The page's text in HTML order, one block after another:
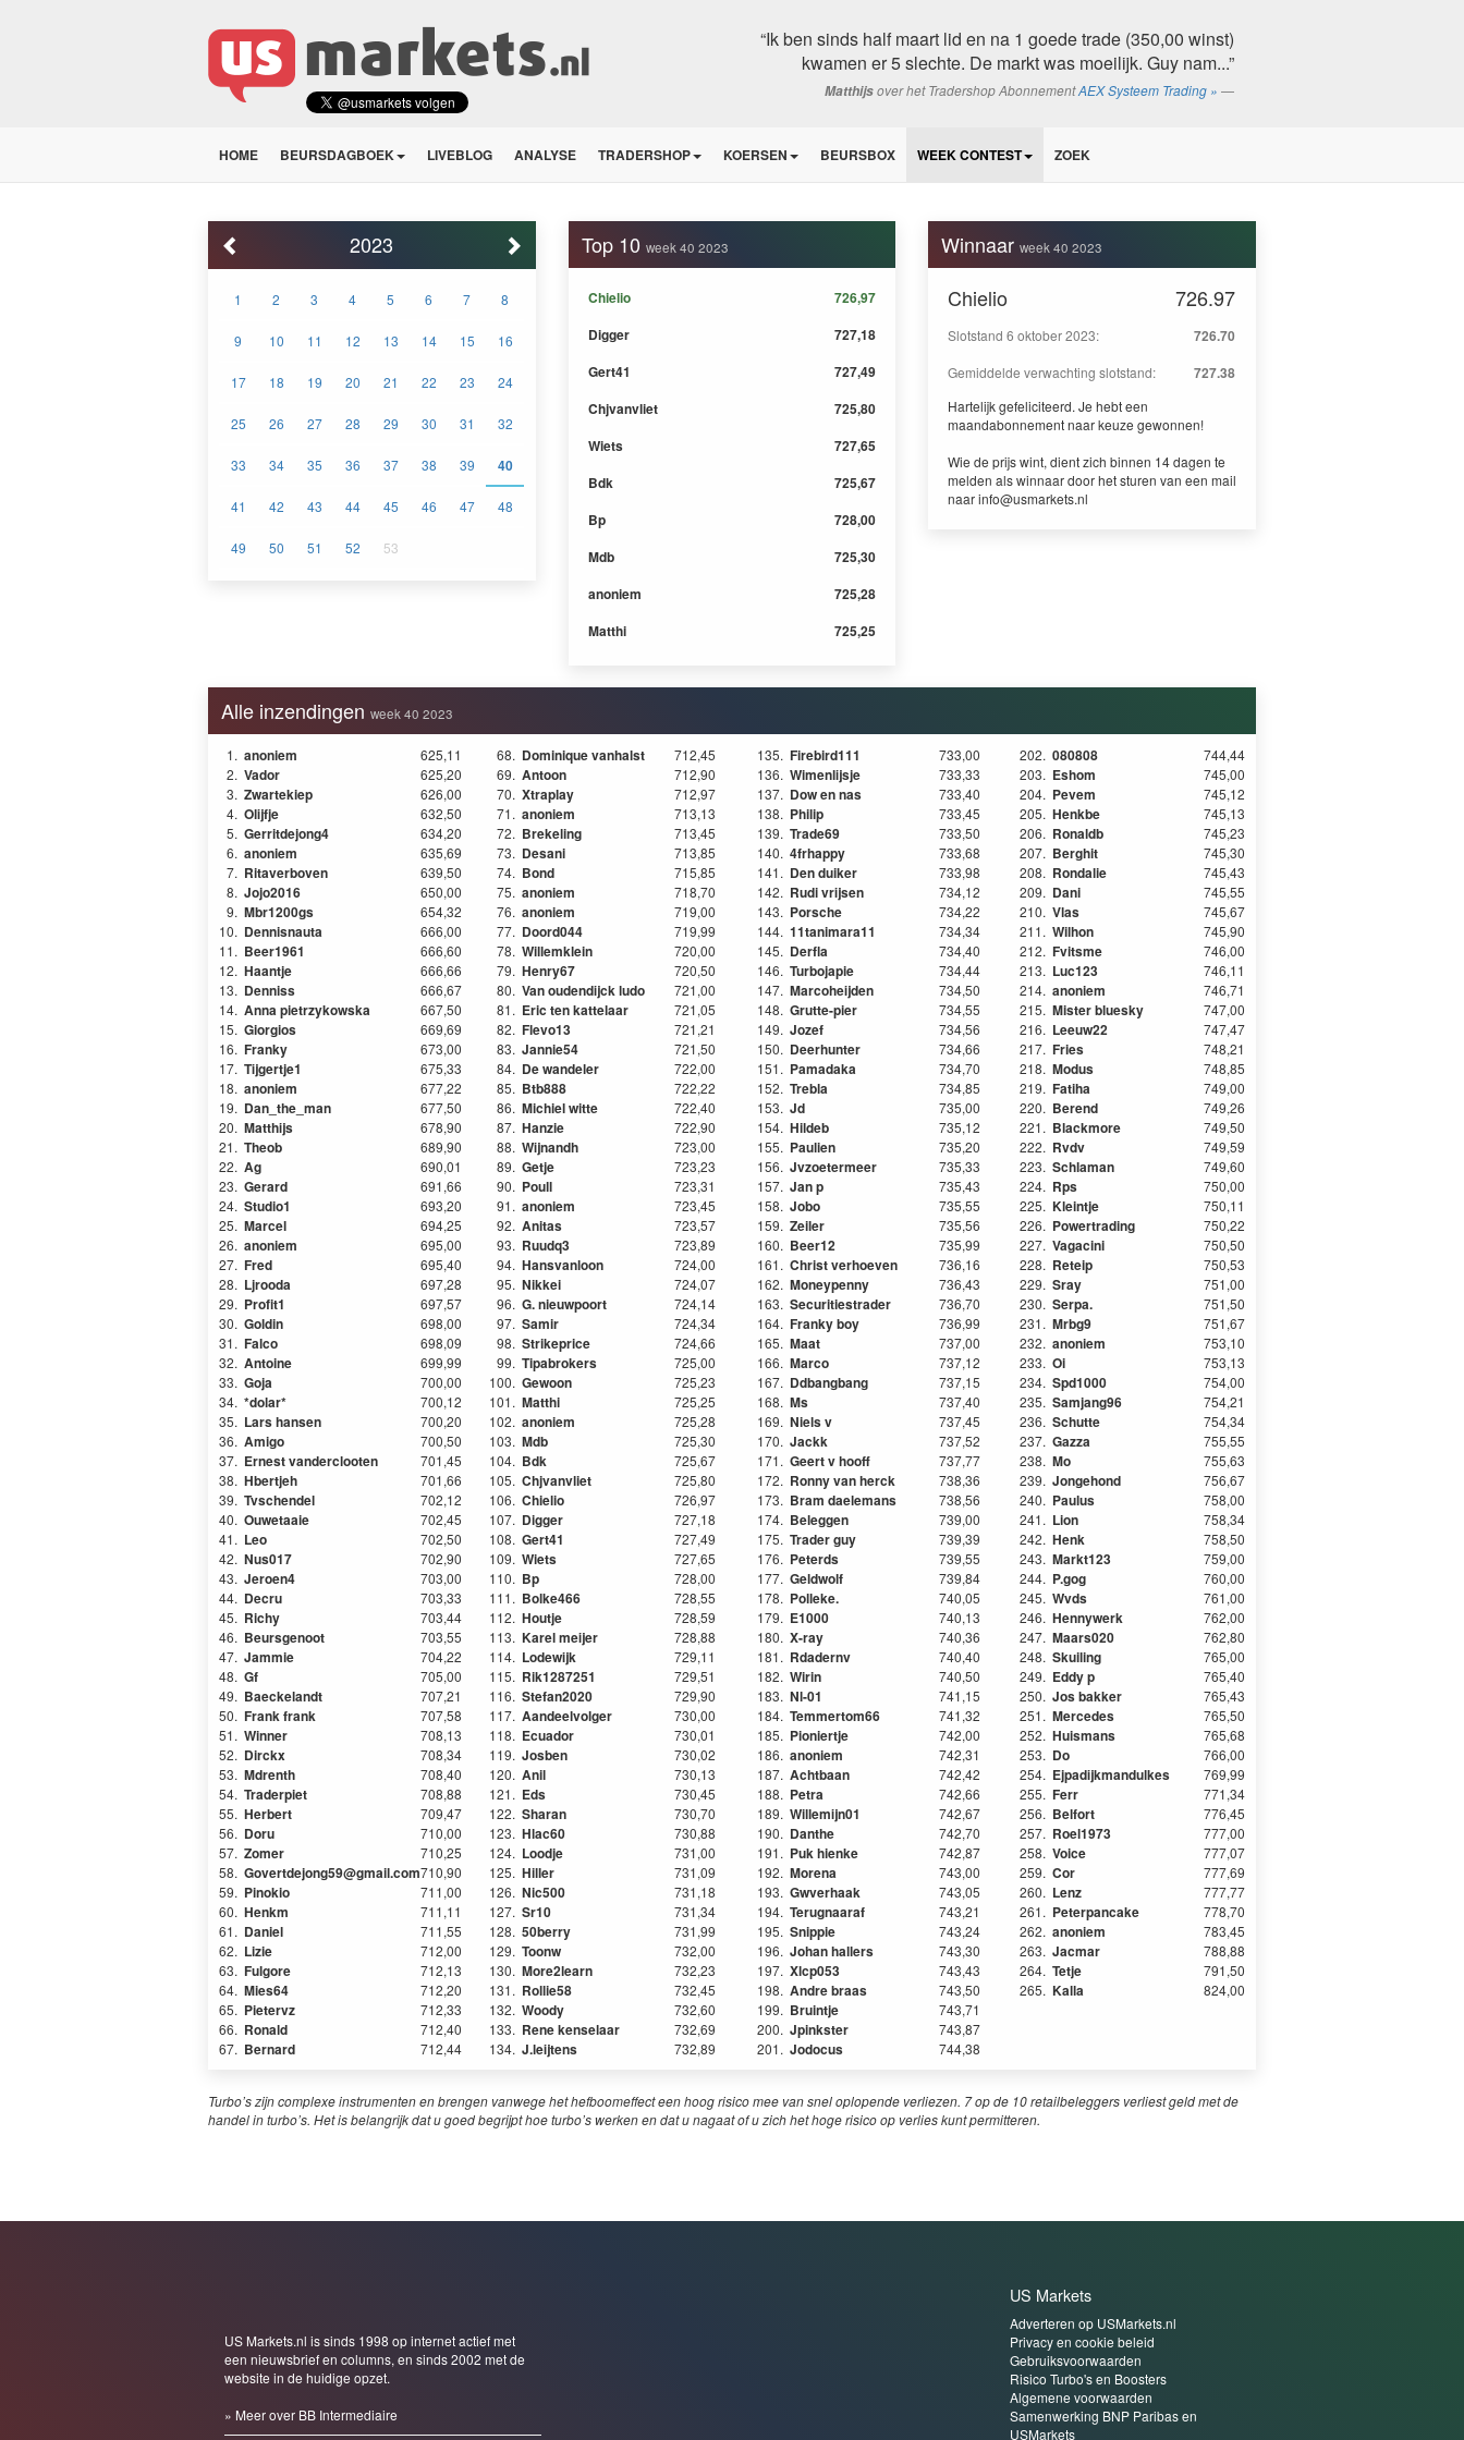
“Ik ben sinds half maart lid en na 1 goede trade (350,00 winst)
kwamen er 5 slechte. De markt was moeilijk. Guy nam...”
Matthijsover het Tradershop AbonnementAEX Systeem Trading »
HOME BEURSDAGBOEK LIVEBLOG ANALYSE TRADERSHOP KOERSEN BEURSBOX WEEK CONTEST ZOEK
2023
1 2 3 4 5 6 7 8
9 10 11 12 13 14 15 16
17 18 19 20 21 22 23 24
25 26 27 28 29 30 31 32
33 34 35 36 37 38 39 40
41 42 43 44 45 46 47 48
49 50 51 52 53
Top 10 week 40 2023
Chielio
726,97
Digger
727,18
Gert41
727,49
Chjvanvliet
725,80
Wiets
727,65
Bdk
725,67
Bp
728,00
Mdb
725,30
anoniem
725,28
Matthi
725,25
Winnaarweek 40 2023
Chielio 726.97
Slotstand 6 oktober 2023: 726.70
Gemiddelde verwachting slotstand: 727.38
Hartelijk gefeliciteerd. Je hebt een
maandabonnement naar keuze gewonnen!
Wie de prijs wint, dient zich binnen 14 dagen te
melden als winnaar door het sturen van een mail
naarinfo@usmarkets.nl
Alle inzendingen week 40 2023
1. anoniem
625,11
2. Vador
625,20
3. Zwartekiep
626,00
4. Olijfje
632,50
5. Gerritdejong4
634,20
6. anoniem
635,69
7. Ritaverboven
639,50
8. Jojo2016
650,00
9. Mbr1200gs
654,32
10. Dennisnauta
666,00
11. Beer1961
666,60
12. Haantje
666,66
13. Denniss
666,67
14. Anna pietrzykowska
667,50
15. Giorgios
669,69
16. Franky
673,00
17. Tijgertje1
675,33
18. anoniem
677,22
19. Dan_the_man
677,50
20. Matthijs
678,90
21. Theob
689,90
22. Ag
690,01
23. Gerard
691,66
24. Studio1
693,20
25. Marcel
694,25
26. anoniem
695,00
27. Fred
695,40
28. Ljrooda
697,28
29. Profit1
697,57
30. Goldin
698,00
31. Falco
698,09
32. Antoine
699,99
33. Goja
700,00
34. *dolar*
700,12
35. Lars hansen
700,20
36. Amigo
700,50
37. Ernest vanderclooten
701,45
38. Hbertjeh
701,66
39. Tvschendel
702,12
40. Ouwetaaie
702,45
41. Leo
702,50
42. Nus017
702,90
43. Jeroen4
703,00
44. Decru
703,33
45. Richy
703,44
46. Beursgenoot
703,55
47. Jammie
704,22
48. Gf
705,00
49. Baeckelandt
707,21
50. Frank frank
707,58
51. Winner
708,13
52. Dirckx
708,34
53. Mdrenth
708,40
54. Traderpiet
708,88
55. Herbert
709,47
56. Doru
710,00
57. Zomer
710,25
58. Govertdejong59@gmail.com710,90
59. Pinokio
711,00
60. Henkm
711,11
61. Daniel
711,55
62. Lizie
712,00
63. Fulgore
712,13
64. Mies64
712,20
65. Pietervz
712,33
66. Ronald
712,40
67. Bernard 712,44
68. Dominique vanhalst
712,45
69. Antoon
712,90
70. Xtraplay
712,97
71. anoniem
713,13
72. Brekeling
713,45
73. Desani
713,85
74. Bond
715,85
75. anoniem
718,70
76. anoniem
719,00
77. Doord044
719,99
78. Willemklein
720,00
79. Henry67
720,50
80. Van oudendijck ludo
721,00
81. Eric ten kattelaar
721,05
82. Flevo13
721,21
83. Jannie54
721,50
84. De wandeler
722,00
85. Btb888
722,22
86. Michiel witte
722,40
87. Hanzie
722,90
88. Wijnandh
723,00
89. Getje
723,23
90. Poull
723,31
91. anoniem
723,45
92. Anitas
723,57
93. Ruudq3
723,89
94. Hansvanloon
724,00
95. Nikkei
724,07
96. G. nieuwpoort
724,14
97. Samir
724,34
98. Strikeprice
724,66
99. Tipabrokers
725,00
100. Gewoon
725,23
101. Matthi
725,25
102. anoniem
725,28
103. Mdb
725,30
104. Bdk
725,67
105. Chjvanvliet
725,80
106. Chielio
726,97
107. Digger
727,18
108. Gert41
727,49
109. Wiets
727,65
110. Bp
728,00
111. Bolke466
728,55
112. Houtje
728,59
113. Karel meijer
728,88
114. Lodewijk
729,11
115. Rik1287251
729,51
116. Stefan2020
729,90
117. Aandeelvolger
730,00
118. Ecuador
730,01
119. Josben
730,02
120. Anil
730,13
121. Eds
730,45
122. Sharan
730,70
123. Hlac60
730,88
124. Loodje
731,00
125. Hiller
731,09
126. Nic500
731,18
127. Sr10
731,34
128. 50berry
731,99
129. Toonw
732,00
130. More2learn
732,23
131. Rollie58
732,45
132. Woody
732,60
133. Rene kenselaar
732,69
134. J.leijtens 732,89
135. Firebird111
733,00
136. Wimenlijsje
733,33
137. Dow en nas
733,40
138. Philip
733,45
139. Trade69
733,50
140. 4frhappy
733,68
141. Den duiker
733,98
142. Rudi vrijsen
734,12
143. Porsche
734,22
144. 11tanimara11
734,34
145. Derfla
734,40
146. Turbojapie
734,44
147. Marcoheijden
734,50
148. Grutte-pier
734,55
149. Jozef
734,56
150. Deerhunter
734,66
151. Pamadaka
734,70
152. Trebla
734,85
153. Jd
735,00
154. Hildeb
735,12
155. Paulien
735,20
156. Jvzoetermeer
735,33
157. Jan p
735,43
158. Jobo
735,55
159. Zeiler
735,56
160. Beer12
735,99
161. Christ verhoeven
736,16
162. Moneypenny
736,43
163. Securitiestrader
736,70
164. Franky boy
736,99
165. Maat
737,00
166. Marco
737,12
167. Ddbangbang
737,15
168. Ms
737,40
169. Niels v
737,45
170. Jackk
737,52
171. Geert v hooff
737,77
172. Ronny van herck
738,36
173. Bram daelemans
738,56
174. Beleggen
739,00
175. Trader guy
739,39
176. Peterds
739,55
177. Geldwolf
739,84
178. Polleke.
740,05
179. E1000
740,13
180. X-ray
740,36
181. Rdadernv
740,40
182. Wirin
740,50
183. Nl-01
741,15
184. Temmertom66
741,32
185. Pioniertje
742,00
186. anoniem
742,31
187. Achtbaan
742,42
188. Petra
742,66
189. Willemijn01
742,67
190. Danthe
742,70
191. Puk hienke
742,87
192. Morena
743,00
193. Gwverhaak
743,05
194. Terugnaaraf
743,21
195. Snippie
743,24
196. Johan hallers
743,30
197. Xlcp053
743,43
198. Andre braas
743,50
199. Bruintje
743,71
200. Jpinkster
743,87
201. Jodocus 744,38
202. 080808
744,44
203. Eshom
745,00
204. Pevem
745,12
205. Henkbe
745,13
206. Ronaldb
745,23
207. Berghit
745,30
208. Rondalie
745,43
209. Dani
745,55
210. Vlas
745,67
211. Wilhon
745,90
212. Fvitsme
746,00
213. Luc123
746,11
214. anoniem
746,71
215. Mister bluesky
747,00
216. Leeuw22
747,47
217. Fries
748,21
218. Modus
748,85
219. Fatiha
749,00
220. Berend
749,26
221. Blackmore
749,50
222. Rvdv
749,59
223. Schlaman
749,60
224. Rps
750,00
225. Kleintje
750,11
226. Powertrading
750,22
227. Vagacini
750,50
228. Reteip
750,53
229. Sray
751,00
230. Serpa.
751,50
231. Mrbg9
751,67
232. anoniem
753,10
233. Oi
753,13
234. Spd1000
754,00
235. Samjang96
754,21
236. Schutte
754,34
237. Gazza
755,55
238. Mo
755,63
239. Jongehond
756,67
240. Paulus
758,00
241. Lion
758,34
242. Henk
758,50
243. Markt123
759,00
244. P.gog
760,00
245. Wvds
761,00
246. Hennywerk
762,00
247. Maars020
762,80
248. Skuiling
765,00
249. Eddy p
765,40
250. Jos bakker
765,43
251. Mercedes
765,50
252. Huismans
765,68
253. Do
766,00
254. Ejpadijkmandulkes
769,99
255. Ferr
771,34
256. Belfort
776,45
257. Roel1973
777,00
258. Voice
777,07
259. Cor
777,69
260. Lenz
777,77
261. Peterpancake
778,70
262. anoniem
783,45
263. Jacmar
788,88
264. Tetje
791,50
265. Kalla 824,00
Turbo’s zijn complexe instrumenten en brengen vanwege het hefboomeffect een hoog risico mee van snel oplopende verliezen. 7 op de 10 retailbeleggers verliest geld met de
handel in turbo’s. Het is belangrijk dat u goed begrijpt hoe turbo’s werken en dat u nagaat of u zich het hoge risico op verlies kunt permitteren.
US Markets.nl is sinds 1998 op internet actief met
een nieuwsbrief en columns, en sinds 2002 met de
website in de huidige opzet.
» Meer over BB Intermediaire
US Markets
Adverteren op USMarkets.nl
Privacy en cookie beleid
Gebruiksvoorwaarden
Risico Turbo's en Boosters
Algemene voorwaarden
Samenwerking BNP Paribas en
USMarkets